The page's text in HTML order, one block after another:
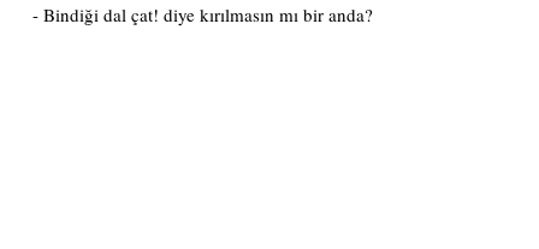
- Bindiği dal çat! diye kırılmasın mı bir anda?